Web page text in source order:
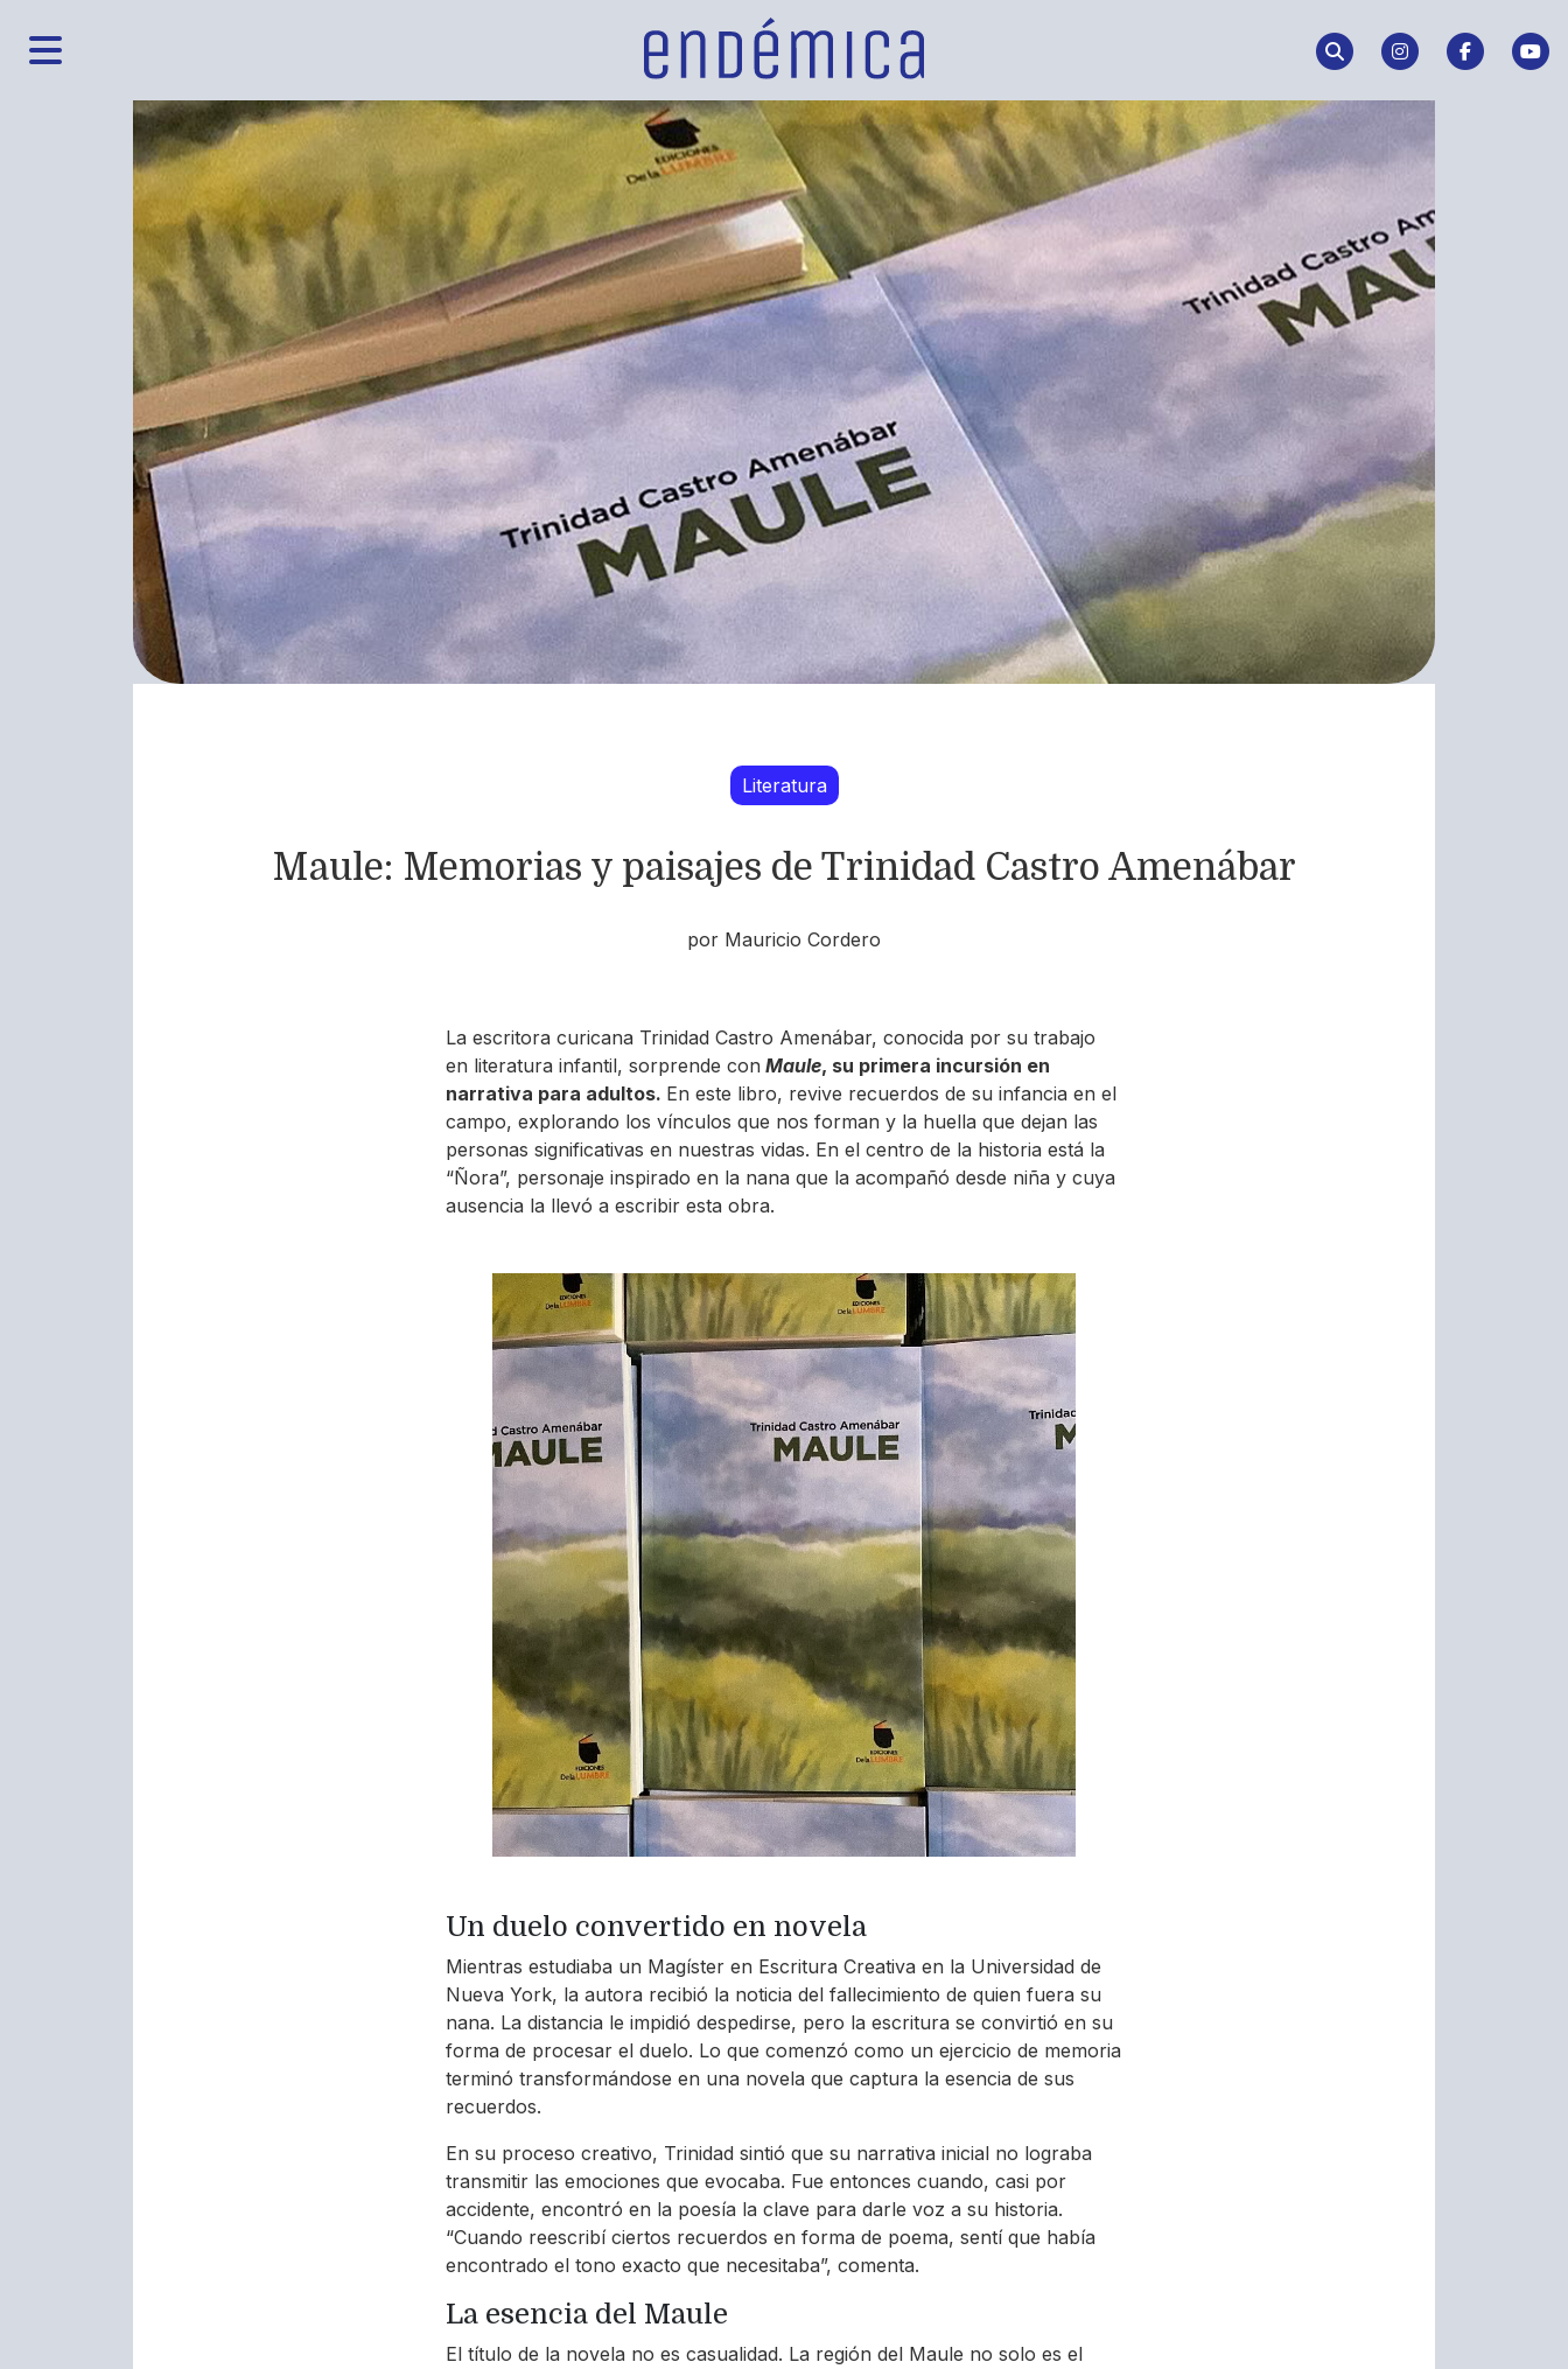
Literatura
Maule: Memorias y paisajes de Trinidad Castro Amenábar
por Mauricio Cordero
La escritora curicana Trinidad Castro Amenábar, conocida por su trabajo
en literatura infantil, sorprende con Maule, su primera incursión en
narrativa para adultos. En este libro, revive recuerdos de su infancia en el
campo, explorando los vínculos que nos forman y la huella que dejan las
personas significativas en nuestras vidas. En el centro de la historia está la
“Ñora”, personaje inspirado en la nana que la acompañó desde niña y cuya
ausencia la llevó a escribir esta obra.
Un duelo convertido en novela
Mientras estudiaba un Magíster en Escritura Creativa en la Universidad de
Nueva York, la autora recibió la noticia del fallecimiento de quien fuera su
nana. La distancia le impidió despedirse, pero la escritura se convirtió en su
forma de procesar el duelo. Lo que comenzó como un ejercicio de memoria
terminó transformándose en una novela que captura la esencia de sus
recuerdos.
En su proceso creativo, Trinidad sintió que su narrativa inicial no lograba
transmitir las emociones que evocaba. Fue entonces cuando, casi por
accidente, encontró en la poesía la clave para darle voz a su historia.
“Cuando reescribí ciertos recuerdos en forma de poema, sentí que había
encontrado el tono exacto que necesitaba”, comenta.
La esencia del Maule
El título de la novela no es casualidad. La región del Maule no solo es el